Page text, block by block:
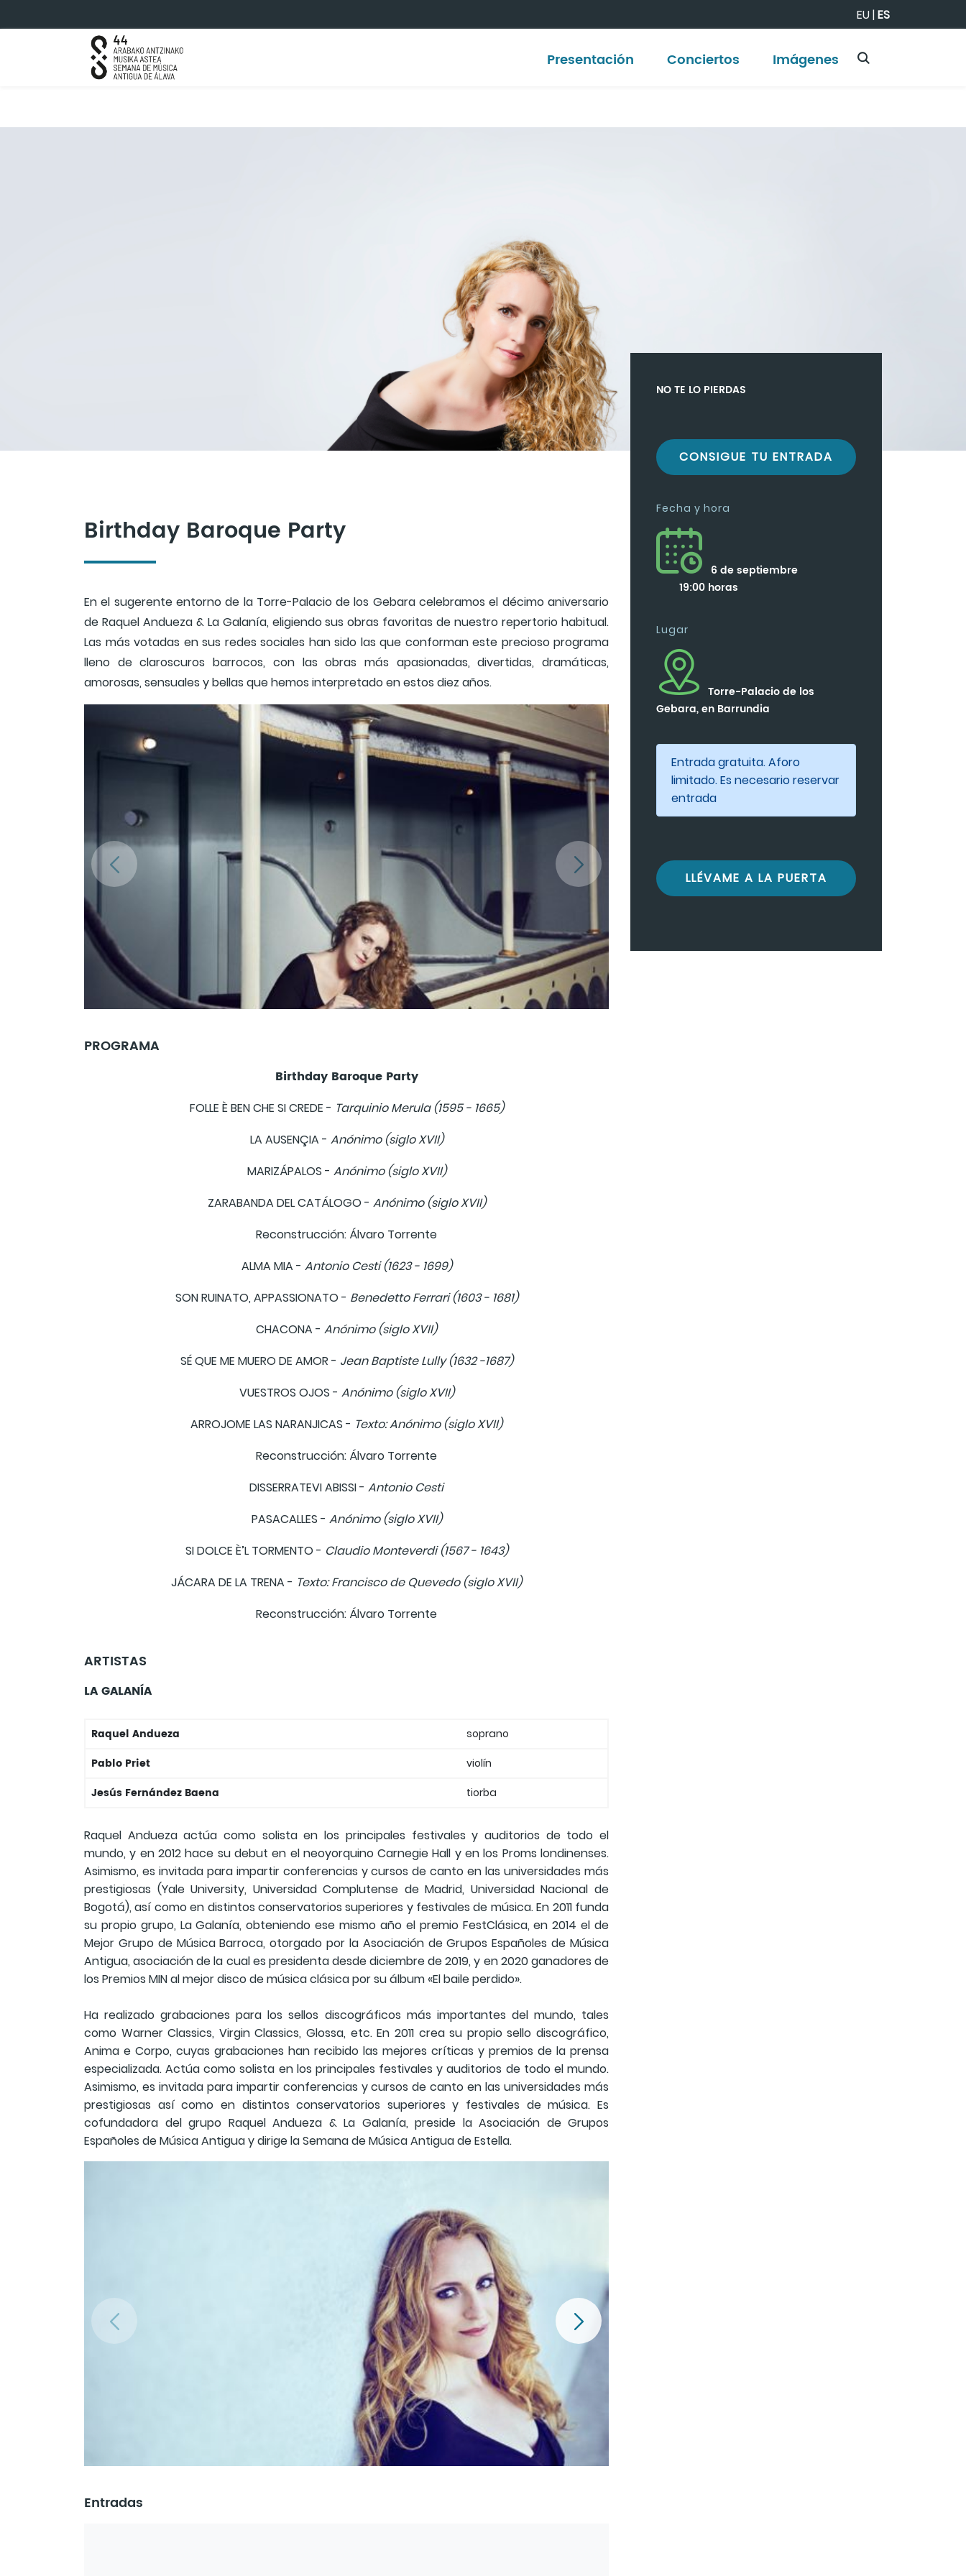
EU|ES
Presentación Conciertos Imágenes
Birthday Baroque Party
En el sugerente entorno de la Torre-Palacio de los Gebara celebramos el décimo aniversario
de Raquel Andueza & La Galanía, eligiendo sus obras favoritas de nuestro repertorio habitual.
Las más votadas en sus redes sociales han sido las que conforman este precioso programa
lleno de claroscuros barrocos, con las obras más apasionadas, divertidas, dramáticas,
amorosas, sensuales y bellas que hemos interpretado en estos diez años.
PROGRAMA
Birthday Baroque Party
FOLLE È BEN CHE SI CREDE - Tarquinio Merula (1595 - 1665)
LA AUSENÇIA - Anónimo (siglo XVII)
MARIZÁPALOS - Anónimo (siglo XVII)
ZARABANDA DEL CATÁLOGO - Anónimo (siglo XVII)
Reconstrucción: Álvaro Torrente
ALMA MIA - Antonio Cesti (1623 - 1699)
SON RUINATO, APPASSIONATO - Benedetto Ferrari (1603 - 1681)
CHACONA - Anónimo (siglo XVII)
SÉ QUE ME MUERO DE AMOR - Jean Baptiste Lully (1632 -1687)
VUESTROS OJOS - Anónimo (siglo XVII)
ARROJOME LAS NARANJICAS - Texto: Anónimo (siglo XVII)
Reconstrucción: Álvaro Torrente
DISSERRATEVI ABISSI - Antonio Cesti
PASACALLES - Anónimo (siglo XVII)
SI DOLCE È’L TORMENTO - Claudio Monteverdi (1567 - 1643)
JÁCARA DE LA TRENA - Texto: Francisco de Quevedo (siglo XVII)
Reconstrucción: Álvaro Torrente
ARTISTAS
LA GALANÍA
Raquel Andueza soprano
Pablo Priet violín
Jesús Fernández Baena tiorba
Raquel Andueza actúa como solista en los principales festivales y auditorios de todo el
mundo, y en 2012 hace su debut en el neoyorquino Carnegie Hall y en los Proms londinenses.
Asimismo, es invitada para impartir conferencias y cursos de canto en las universidades más
prestigiosas (Yale University, Universidad Complutense de Madrid, Universidad Nacional de
Bogotá), así como en distintos conservatorios superiores y festivales de música. En 2011 funda
su propio grupo, La Galanía, obteniendo ese mismo año el premio FestClásica, en 2014 el de
Mejor Grupo de Música Barroca, otorgado por la Asociación de Grupos Españoles de Música
Antigua, asociación de la cual es presidenta desde diciembre de 2019, y en 2020 ganadores de
los Premios MIN al mejor disco de música clásica por su álbum «El baile perdido».
Ha realizado grabaciones para los sellos discográficos más importantes del mundo, tales
como Warner Classics, Virgin Classics, Glossa, etc. En 2011 crea su propio sello discográfico,
Anima e Corpo, cuyas grabaciones han recibido las mejores críticas y premios de la prensa
especializada. Actúa como solista en los principales festivales y auditorios de todo el mundo.
Asimismo, es invitada para impartir conferencias y cursos de canto en las universidades más
prestigiosas así como en distintos conservatorios superiores y festivales de música. Es
cofundadora del grupo Raquel Andueza & La Galanía, preside la Asociación de Grupos
Españoles de Música Antigua y dirige la Semana de Música Antigua de Estella.
Entradas
NO TE LO PIERDAS
CONSIGUE TU ENTRADA
Fecha y hora
6 de septiembre
19:00 horas
Lugar
Torre-Palacio de los
Gebara, en Barrundia
Entrada gratuita. Aforo
limitado. Es necesario reservar
entrada
LLÉVAME A LA PUERTA